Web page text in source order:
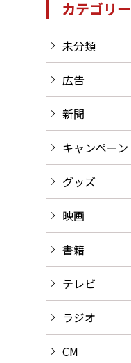
カテゴリー
未分類
広告
新聞
キャンペーン
グッズ
映画
書籍
テレビ
ラジオ
CM